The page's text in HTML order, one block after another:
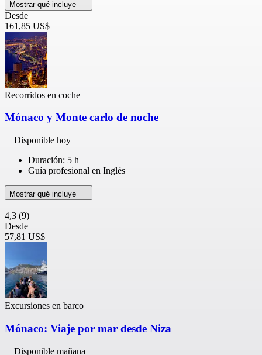
Mostrar qué incluye
Desde
161,85 US$
Recorridos en coche
Mónaco y Monte carlo de noche
Disponible hoy
Duración: 5 h
Guía profesional en Inglés
Mostrar qué incluye
4,3 (9)
Desde
57,81 US$
Excursiones en barco
Mónaco: Viaje por mar desde Niza
Disponible mañana